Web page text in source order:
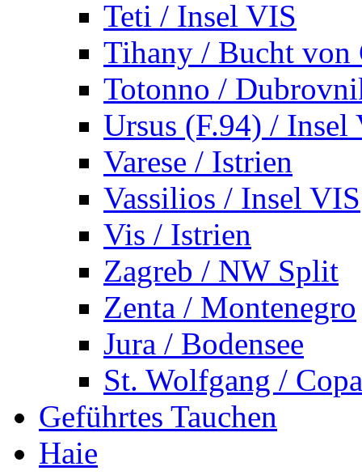
Teti / Insel VIS
Tihany / Bucht von
Totonno /
Ursus (F.94) / Insel
Varese / Istrien
Vassilios / Insel VIS
Vis / Istrien
Zagreb / NW Split
Zenta / Montenegro
Jura / Bodensee
St. Wolfgang /
Geführtes Tauchen
Haie